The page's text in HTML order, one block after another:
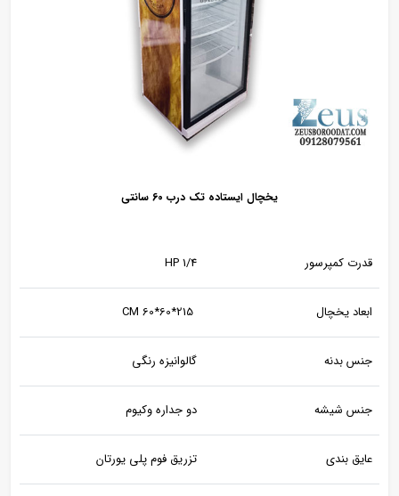
یخچال ایستاده تک درب 60 سانتی
قدرت کمپرسور 1/4 HP
ابعاد یخچال
جنس بدنه گالوانیزه رنگی
جنس شیشه دو جداره وکیوم
عایق بندی تزریق فوم پلی یورتان